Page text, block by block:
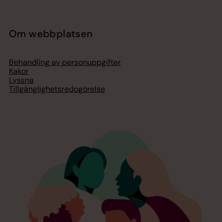
Om webbplatsen
Behandling av personuppgifter
Kakor
Lyssna
Tillgänglighetsredogörelse